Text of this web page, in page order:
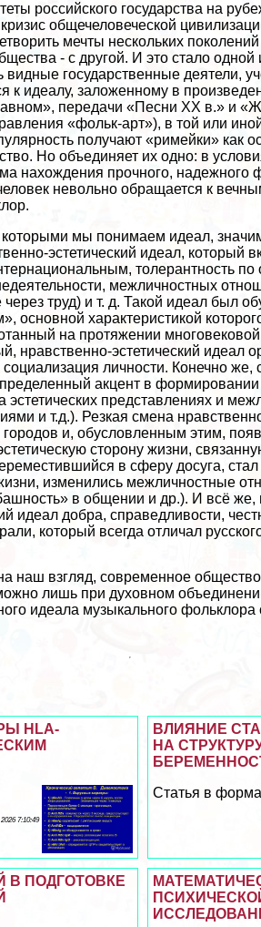
российского государства на
общечеловеческой
мечты нескольких
- с другой. И это стало
государственные деятели,
к идеалу, заложенному в
передачи «Песни XX в.» и
«фольк-арт»), в той или
получают «римейки» как
Но объединяет их одно: в
нахождения прочного, надежного
невольно обращается к
мы понимаем идеал,
эстетический идеал, который
толерантность
межличностных
труд) и т. д. Такой идеал был
хаpaктеристикой которого
на протяжении
нравственно-эстетический идеал
личности. Конечно
акцент в
эстетических представлениях и
и т.д.). Резкая смена
и, обусловленным этим,
сторону жизни,
в сферу досуга, стал
изменились межличностные
в общении и др.). И всё же,
идеал добра, справедливости,
который всегда отличал
наш взгляд, современное
лишь при духовном
идеала музыкального фольклора
ВЛИЯНИЕ
НА
Статья в
HLA-
7:10:49
В ПОДГОТОВКЕ